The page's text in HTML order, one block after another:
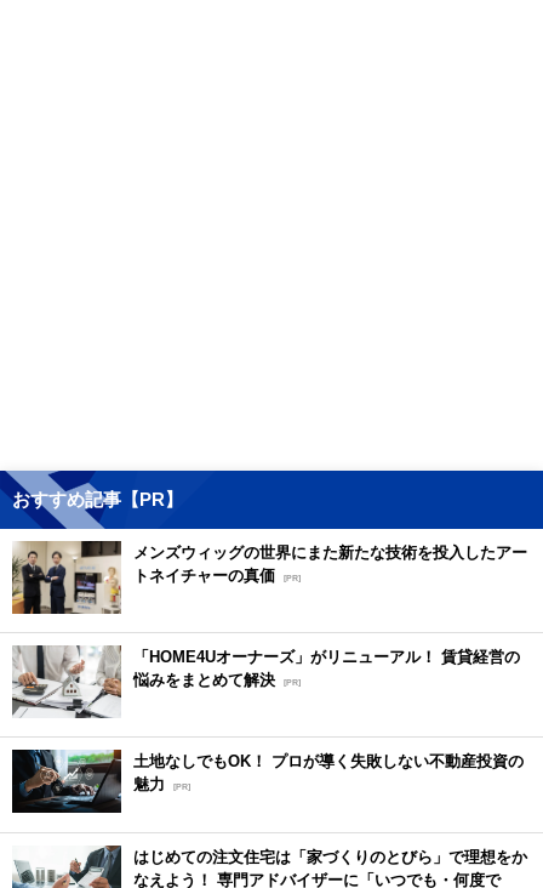
おすすめ記事【PR】
メンズウィッグの世界にまた新たな技術を投入したアー
トネイチャーの真価 [PR]
「HOME4Uオーナーズ」がリニューアル！ 賃貸経営の
悩みをまとめて解決 [PR]
土地なしでもOK！ プロが導く失敗しない不動産投資の
魅力
[PR]
はじめての注文住宅は「家づくりのとびら」で理想をか
なえよう！ 専門アドバイザーに「いつでも・何度で